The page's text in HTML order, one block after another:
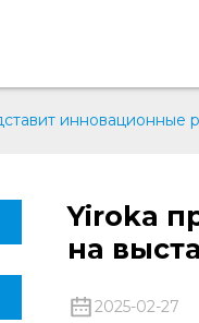
инновационные
Yiroka
на
2025-02-27